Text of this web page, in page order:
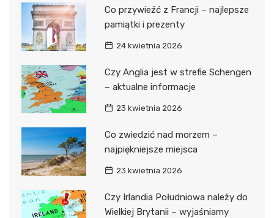
Co przywieźć z Francji – najlepsze
pamiątki i prezenty
24 kwietnia 2026
Czy Anglia jest w strefie Schengen
– aktualne informacje
23 kwietnia 2026
Co zwiedzić nad morzem –
najpiękniejsze miejsca
23 kwietnia 2026
Czy Irlandia Południowa należy do
Wielkiej Brytanii – wyjaśniamy